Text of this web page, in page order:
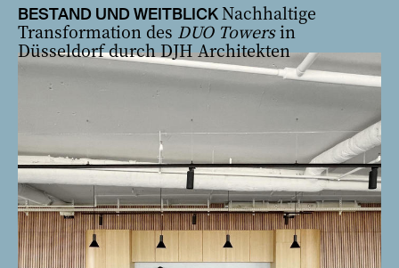
BESTAND UND WEITBLICK Nachhaltige
Transformation des DUO Towersin
Düsseldorf durch DJH Architekten